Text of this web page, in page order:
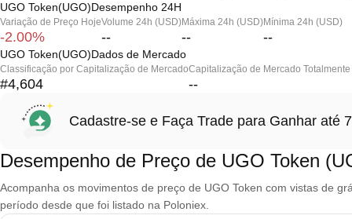
UGO Token(UGO)Desempenho 24H
Variação de Preço Hoje
-2.00%
Volume 24h (USD)
--
Máxima 24h (USD)
--
Mínima 24h (USD)
--
UGO Token(UGO)Dados de Mercado
Classificação por Capitalização de Mercado
#4,604
Capitalização de Mercado
--
Cadastre-se e Faça Trade para Ganhar até
Desempenho de Preço de UGO Token
Acompanha os movimentos de preço de UGO Token com vistas de
período desde que foi listado na Poloniex.